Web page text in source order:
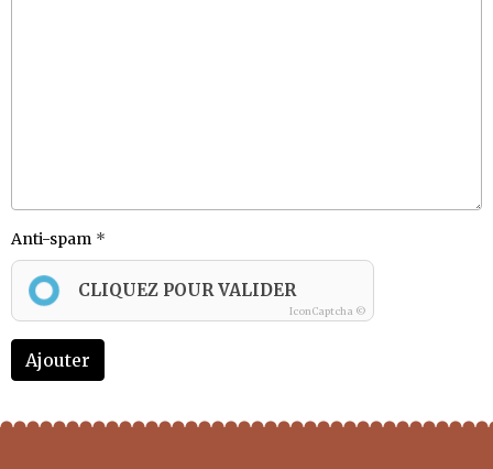
Anti-spam
CLIQUEZ POUR VALIDER
IconCaptcha ©
Ajouter